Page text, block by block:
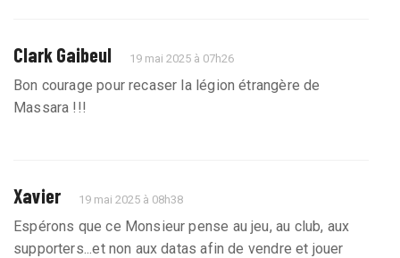
Clark Gaibeul 19 mai 2025 à 07h26
Bon courage pour recaser la légion étrangère de
Massara !!!
Xavier 19 mai 2025 à 08h38
Espérons que ce Monsieur pense au jeu, au club, aux
supporters...et non aux datas afin de vendre et jouer